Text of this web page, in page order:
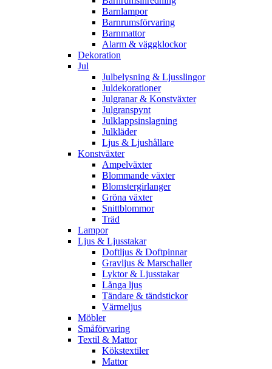
Barnlampor
Barnrumsförvaring
Barnmattor
Alarm & väggklockor
Dekoration
Jul
Julbelysning & Ljusslingor
Juldekorationer
Julgranar & Konstväxter
Julgranspynt
Julklappsinslagning
Julkläder
Ljus & Ljushållare
Konstväxter
Ampelväxter
Blommande växter
Blomstergirlanger
Gröna växter
Snittblommor
Träd
Lampor
Ljus & Ljusstakar
Doftljus & Doftpinnar
Gravljus & Marschaller
Lyktor & Ljusstakar
Långa ljus
Tändare & tändstickor
Värmeljus
Möbler
Småförvaring
Textil & Mattor
Kökstextiler
Mattor